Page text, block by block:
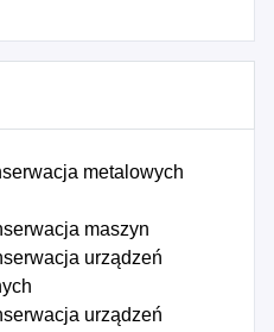
metalowych
maszyn
urządzeń
urządzeń